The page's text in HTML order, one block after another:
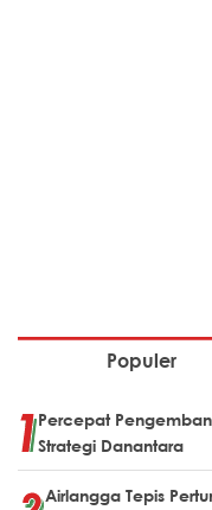
Populer
Percepat
Strategi Danantara
Airlangga Tepis